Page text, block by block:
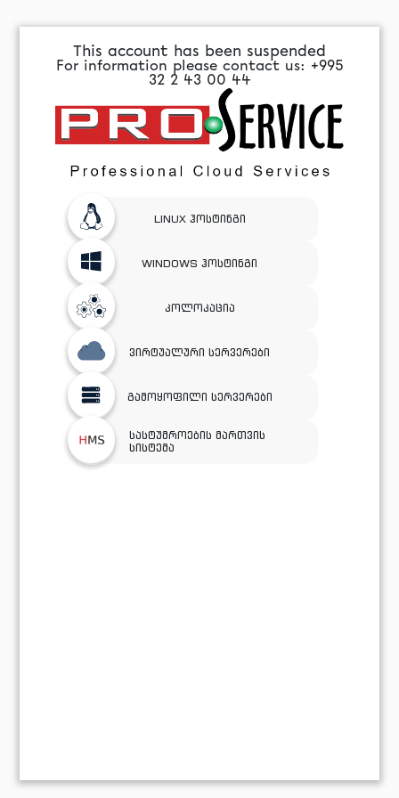
This account has been suspended
For information please contact us: +995
32 2 43 00 44
LINUX ჰოსტინგი
WINDOWS ჰოსტინგი
კოლოკაცია
ვირტუალური სერვერები
გამოყოფილი სერვერები
სასტუმროების მართვის
სისტემა